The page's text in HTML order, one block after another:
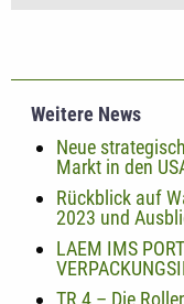
Weitere News
Neue
Markt in den
Rückblick auf
2023 und
LAEM IMS
TR 4 – Die